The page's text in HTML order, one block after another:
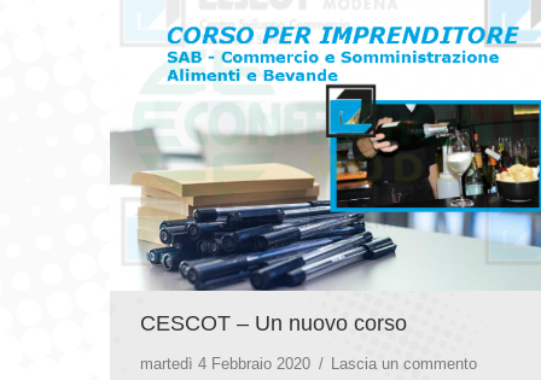
CESCOT – Un nuovo corso
martedì 4 Febbraio 2020
Lascia un commento